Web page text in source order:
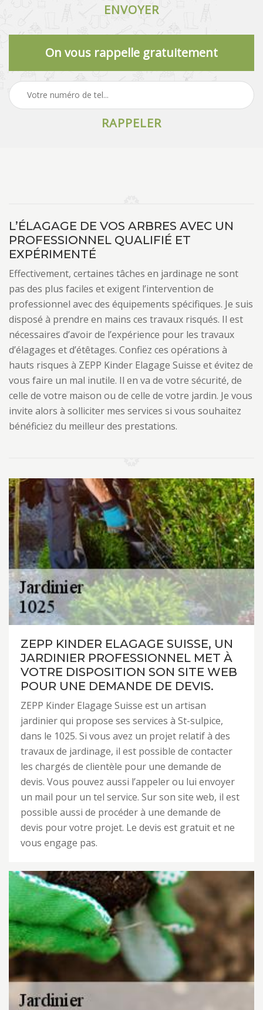
On vous rappelle gratuitement
L’ÉLAGAGE DE VOS ARBRES AVEC UN
PROFESSIONNEL QUALIFIÉ ET
EXPÉRIMENTÉ
Effectivement, certaines tâches en jardinage ne sont
pas des plus faciles et exigent l’intervention de
professionnel avec des équipements spécifiques. Je suis
disposé à prendre en mains ces travaux risqués. Il est
nécessaires d’avoir de l’expérience pour les travaux
d’élagages et d’étêtages. Confiez ces opérations à
hauts risques à ZEPP Kinder Elagage Suisse et évitez de
vous faire un mal inutile. Il en va de votre sécurité, de
celle de votre maison ou de celle de votre jardin. Je vous
invite alors à solliciter mes services si vous souhaitez
bénéficiez du meilleur des prestations.
ZEPP KINDER ELAGAGE SUISSE, UN
JARDINIER PROFESSIONNEL MET À
VOTRE DISPOSITION SON SITE WEB
POUR UNE DEMANDE DE DEVIS.
ZEPP Kinder Elagage Suisse est un artisan
jardinier qui propose ses services à St-sulpice,
dans le 1025. Si vous avez un projet relatif à des
travaux de jardinage, il est possible de contacter
les chargés de clientèle pour une demande de
devis. Vous pouvez aussi l’appeler ou lui envoyer
un mail pour un tel service. Sur son site web, il est
possible aussi de procéder à une demande de
devis pour votre projet. Le devis est gratuit et ne
vous engage pas.